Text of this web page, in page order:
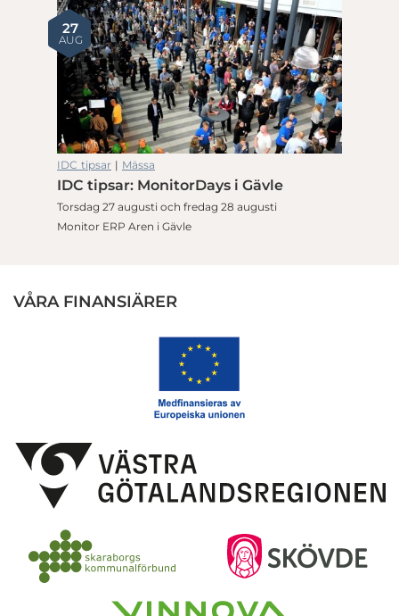
27
AUG
IDC tipsar | Mässa
IDC tipsar: MonitorDays i Gävle
Torsdag 27 augusti och fredag 28 augusti
Monitor ERP Aren i Gävle
VÅRA FINANSIÄRER